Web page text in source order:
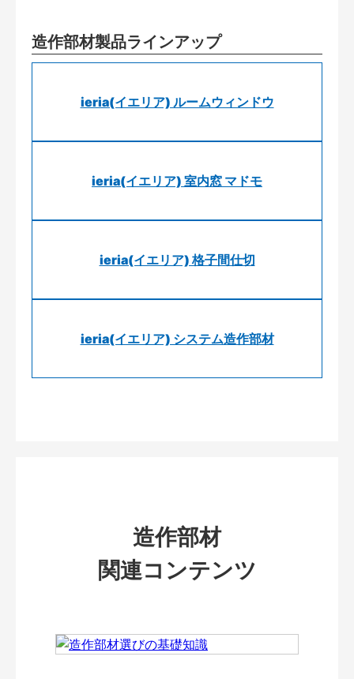
造作部材製品ラインアップ
ieria(イエリア) ルームウィンドウ
ieria(イエリア) 室内窓 マドモ
ieria(イエリア) 格子間仕切
ieria(イエリア) システム造作部材
造作部材
関連コンテンツ